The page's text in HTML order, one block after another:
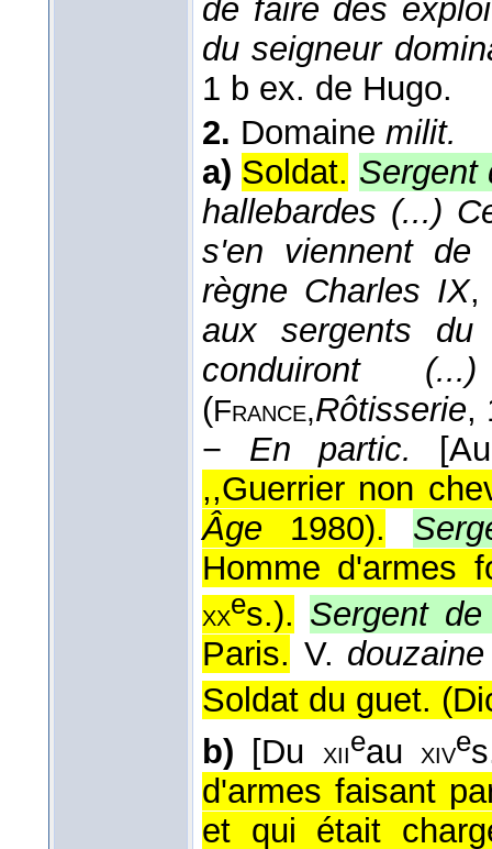
de faire des
du seigneur
1 b ex. de Hugo.
2. Domaine milit.
a) Soldat. Sergent
hallebardes (...)
s'en viennent
règne Charles IX,
aux sergents
conduiront
(France,Rôtisserie,
− En partic.
,,Guerrier non
Âge 1980).
Homme d'armes
xxes.). Sergent
Paris. V. douzaine
Soldat du guet. (
b) [Du xiieau xive
d'armes faisant
et qui était